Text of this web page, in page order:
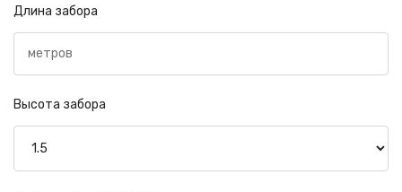
Длина забора
Высота забора